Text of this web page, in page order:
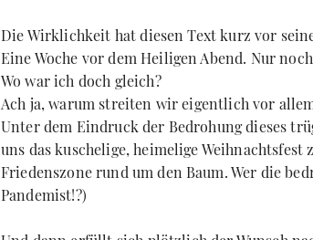
Die Wirklichkeit hat diesen Text kurz vor
Eine Woche vor dem Heiligen Abend. Nur
Wo war ich doch gleich?
Ach ja, warum streiten wir eigentlich vor
Unter dem Eindruck der Bedrohung dieses
uns das kuschelige, heimelige
Friedenszone rund um den Baum. Wer die
Pandemist!?)